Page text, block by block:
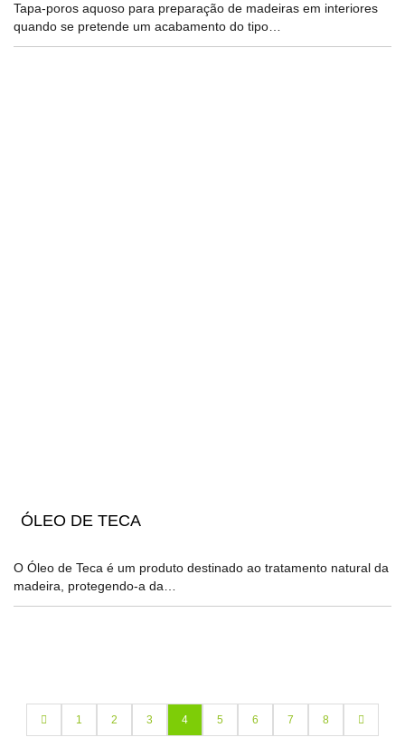
Tapa-poros aquoso para preparação de madeiras em interiores
quando se pretende um acabamento do tipo…
ÓLEO DE TECA
O Óleo de Teca é um produto destinado ao tratamento natural da
madeira, protegendo-a da…
1 2 3 4 5 6 7 8